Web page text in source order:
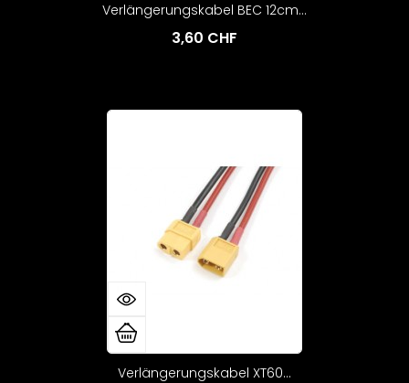
Verlängerungskabel BEC 12cm...
3,60 CHF
Verlängerungskabel XT60...